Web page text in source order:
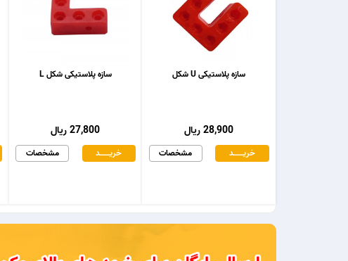
سازه پلاستیکی شکل L
27,800 ریال
مشخصات خریـــــــد
سازه پلاستیکی U شکل
28,900 ریال
مشخصات خریـــــــد